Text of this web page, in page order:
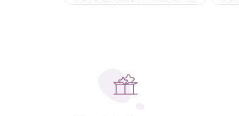
Bu ürüne benzer farklı alternatifler olmalı.
Hamit Çakıcı | 15/04/2026